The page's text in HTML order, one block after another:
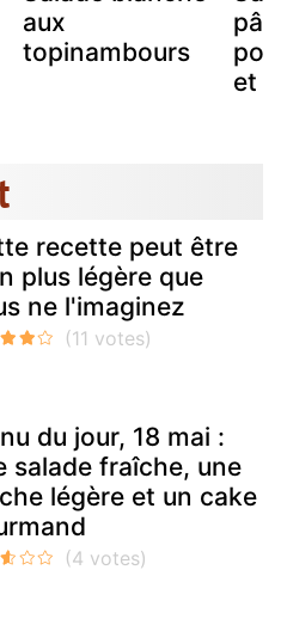
aux
topinambours
et
recette peut être
plus légère que
ne l'imaginez
du jour, 18 mai :
salade fraîche, une
légère et un cake